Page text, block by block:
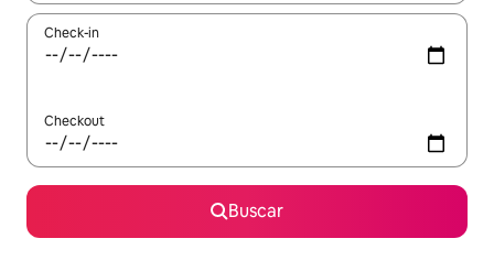
Check-in
Checkout
Buscar